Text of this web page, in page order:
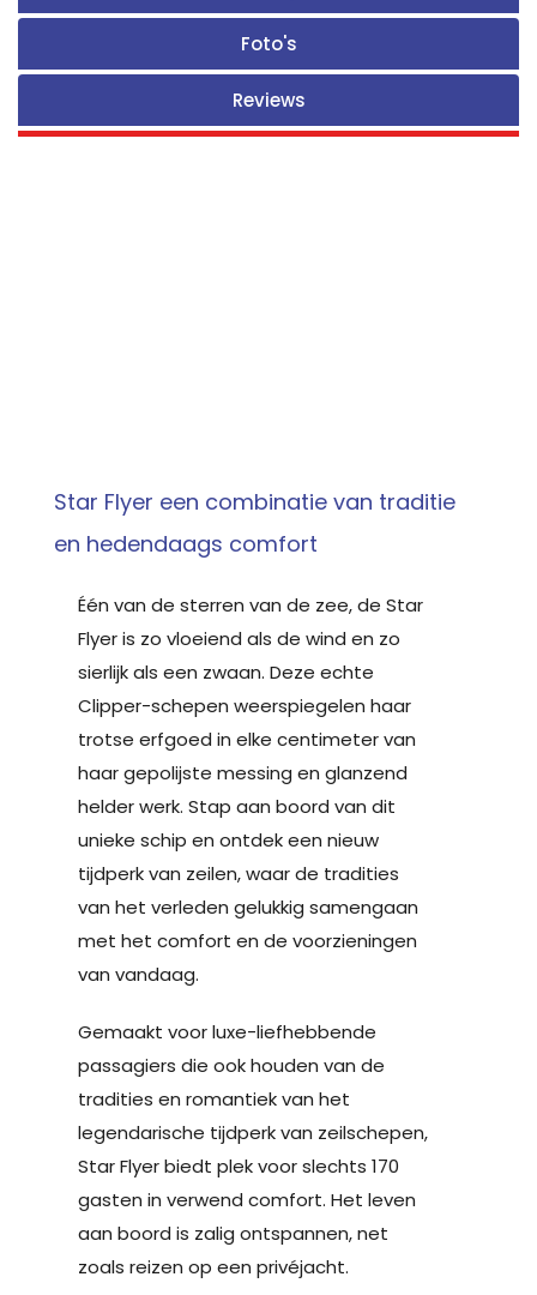
Foto's
Reviews
Star Flyer een combinatie van traditie
en hedendaags comfort
Één van de sterren van de zee, de Star
Flyer is zo vloeiend als de wind en zo
sierlijk als een zwaan. Deze echte
Clipper-schepen weerspiegelen haar
trotse erfgoed in elke centimeter van
haar gepolijste messing en glanzend
helder werk. Stap aan boord van dit
unieke schip en ontdek een nieuw
tijdperk van zeilen, waar de tradities
van het verleden gelukkig samengaan
met het comfort en de voorzieningen
van vandaag.
Gemaakt voor luxe-liefhebbende
passagiers die ook houden van de
tradities en romantiek van het
legendarische tijdperk van zeilschepen,
Star Flyer biedt plek voor slechts 170
gasten in verwend comfort. Het leven
aan boord is zalig ontspannen, net
zoals reizen op een privéjacht.